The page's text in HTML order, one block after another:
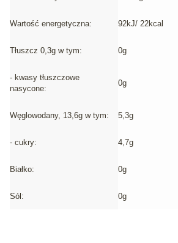
Wartość energetyczna: 92kJ/ 22kcal
Tłuszcz 0,3g w tym: 0g
- kwasy tłuszczowe
nasycone:
0g
Węglowodany, 13,6g w tym: 5,3g
- cukry: 4,7g
Białko: 0g
Sól: 0g